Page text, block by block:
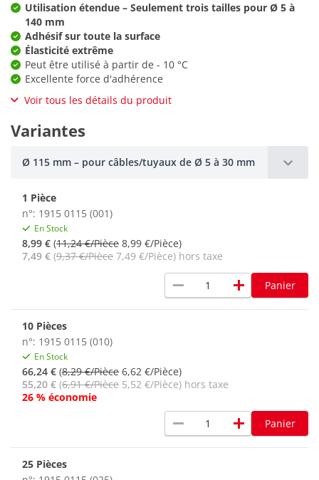
Utilisation étendue – Seulement trois tailles pour Ø 5 à
140 mm
Adhésif sur toute la surface
Élasticité extrême
Peut être utilisé à partir de - 10 °C
Excellente force d'adhérence
Voir tous les détails du produit
Variantes
Ø 115 mm – pour câbles/tuyaux de Ø 5 à 30 mm
1 Pièce
n°: 1915 0115 (001)
En Stock
8,99 € (11,24 €/Pièce 8,99 €/Pièce)
7,49 € (9,37 €/Pièce 7,49 €/Pièce) hors taxe
remove add Panier
10 Pièces
n°: 1915 0115 (010)
En Stock
66,24 € (8,29 €/Pièce 6,62 €/Pièce)
55,20 € (6,91 €/Pièce 5,52 €/Pièce) hors taxe
26 % économie
remove add Panier
25 Pièces